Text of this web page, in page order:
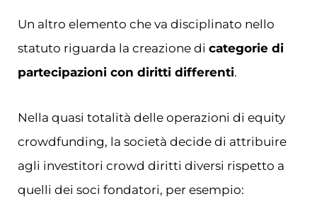
Un altro elemento che va disciplinato nello
statuto riguarda la creazione di categorie di
partecipazioni con diritti differenti.
Nella quasi totalità delle operazioni di equity
crowdfunding, la società decide di attribuire
agli investitori crowd diritti diversi rispetto a
quelli dei soci fondatori, per esempio: